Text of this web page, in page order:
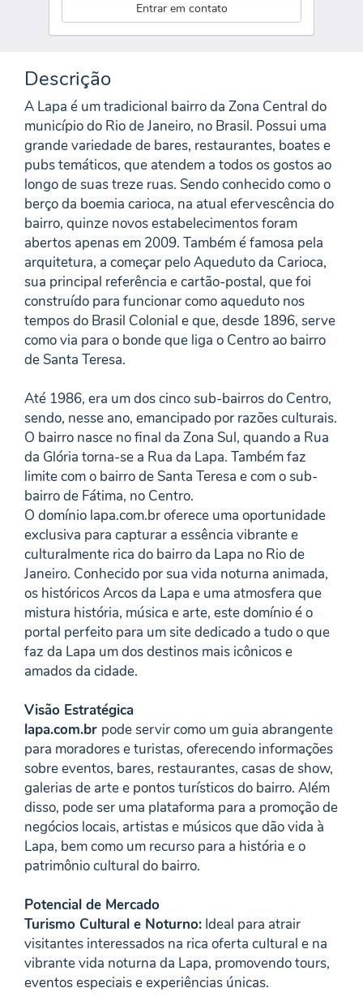
Entrar em contato
Descrição
A Lapa é um tradicional bairro da Zona Central do
município do Rio de Janeiro, no Brasil. Possui uma
grande variedade de bares, restaurantes, boates e
pubs temáticos, que atendem a todos os gostos ao
longo de suas treze ruas. Sendo conhecido como o
berço da boemia carioca, na atual efervescência do
bairro, quinze novos estabelecimentos foram
abertos apenas em 2009. Também é famosa pela
arquitetura, a começar pelo Aqueduto da Carioca,
sua principal referência e cartão-postal, que foi
construído para funcionar como aqueduto nos
tempos do Brasil Colonial e que, desde 1896, serve
como via para o bonde que liga o Centro ao bairro
de Santa Teresa.
Até 1986, era um dos cinco sub-bairros do Centro,
sendo, nesse ano, emancipado por razões culturais.
O bairro nasce no final da Zona Sul, quando a Rua
da Glória torna-se a Rua da Lapa. Também faz
limite com o bairro de Santa Teresa e com o sub-
bairro de Fátima, no Centro.
O domínio lapa.com.br oferece uma oportunidade
exclusiva para capturar a essência vibrante e
culturalmente rica do bairro da Lapa no Rio de
Janeiro. Conhecido por sua vida noturna animada,
os históricos Arcos da Lapa e uma atmosfera que
mistura história, música e arte, este domínio é o
portal perfeito para um site dedicado a tudo o que
faz da Lapa um dos destinos mais icônicos e
amados da cidade.
Visão Estratégica
lapa.com.br pode servir como um guia abrangente
para moradores e turistas, oferecendo informações
sobre eventos, bares, restaurantes, casas de show,
galerias de arte e pontos turísticos do bairro. Além
disso, pode ser uma plataforma para a promoção de
negócios locais, artistas e músicos que dão vida à
Lapa, bem como um recurso para a história e o
patrimônio cultural do bairro.
Potencial de Mercado
Turismo Cultural e Noturno: Ideal para atrair
visitantes interessados na rica oferta cultural e na
vibrante vida noturna da Lapa, promovendo tours,
eventos especiais e experiências únicas.